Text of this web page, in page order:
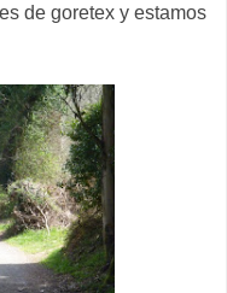
de goretex y estamos